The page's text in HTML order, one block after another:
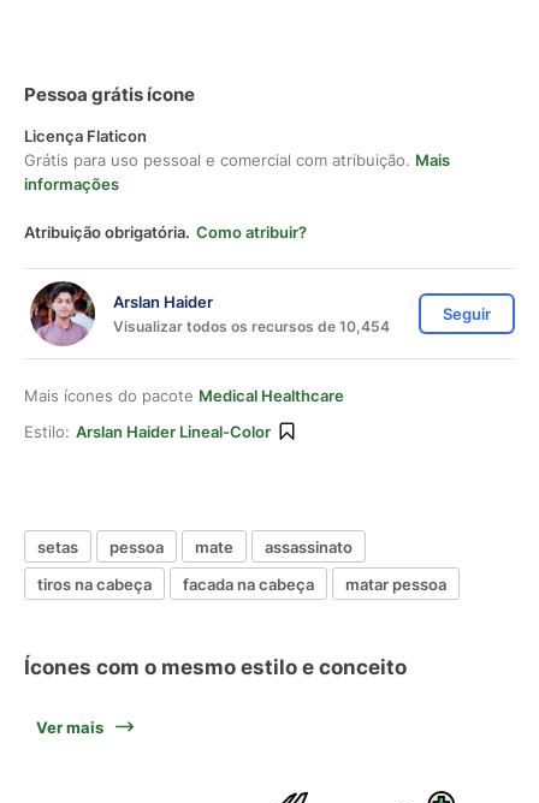
Pessoa grátis ícone
Licença Flaticon
Grátis para uso pessoal e comercial com atribuição. Mais
informações
Atribuição obrigatória. Como atribuir?
Arslan Haider
Visualizar todos os recursos de 10,454
Seguir
Mais ícones do pacote Medical Healthcare
Estilo: Arslan Haider Lineal-Color
setas pessoa mate
assassinato
tiros na cabeça
facada na cabeça matar pessoa
Ícones com o mesmo estilo e conceito
Ver mais